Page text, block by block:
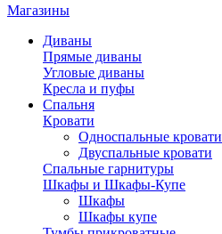
Магазины
Диваны
Прямые диваны
Угловые диваны
Кресла и пуфы
Спальня
Кровати
Односпальные кровати
Двуспальные кровати
Спальные гарнитуры
Шкафы и Шкафы-Купе
Шкафы
Шкафы купе